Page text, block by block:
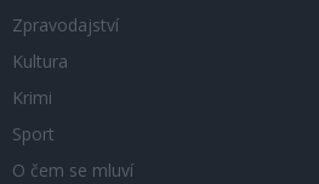
Zpravodajství
Kultura
Krimi
Sport
O čem se mluví